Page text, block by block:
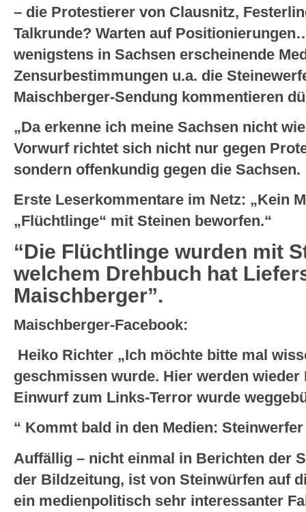
– die Protestierer von Clausnitz,
Talkrunde? Warten auf
wenigstens in Sachsen erscheinende
Zensurbestimmungen u.a. die
Maischberger-Sendung kommentieren
„Da erkenne ich meine Sachsen nicht
Vorwurf richtet sich nicht nur gegen
sondern offenkundig gegen die Sachsen.
Erste Leserkommentare im Netz: „Kein
„Flüchtlinge“ mit Steinen beworfen.“
“Die Flüchtlinge wurden mit
welchem Drehbuch hat
Maischberger”.
Maischberger-Facebook:
Heiko Richter „Ich möchte bitte mal
geschmissen wurde. Hier werden
Einwurf zum Links-Terror wurde
“ Kommt bald in den Medien:
Auffällig – nicht einmal in Berichten der
der Bildzeitung, ist von Steinwürfen auf
ein medienpolitisch sehr interessanter